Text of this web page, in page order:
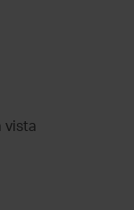
vista